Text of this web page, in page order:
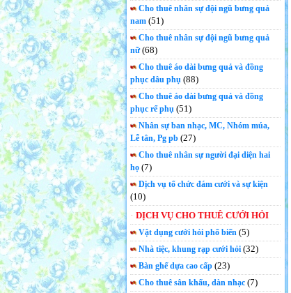
Cho thuê nhân sự đội ngũ bưng quả
nam (51)
Cho thuê nhân sự đội ngũ bưng quả
nữ(68)
Cho thuê áo dài bưng quả và đồng
phục dâu phụ (88)
Cho thuê áo dài bưng quả và đồng
phục rể phụ (51)
Nhân sự ban nhạc, MC, Nhóm múa,
Lễ tân, Pg pb (27)
Cho thuê nhân sự người đại diện hai
họ (7)
Dịch vụ tổ chức đám cưới và sự kiện
(10)
DỊCH VỤ CHO THUÊ CƯỚI HỎI
Vật dụng cưới hỏi phổ biến (5)
Nhà tiệc, khung rạp cưới hỏi (32)
Bàn ghế dựa cao cấp (23)
Cho thuê sân khấu, dàn nhạc (7)